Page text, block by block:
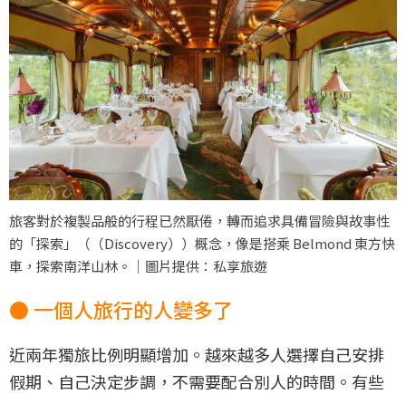
旅客對於複製品般的行程已然厭倦，轉而追求具備冒險與故事性
的「探索」（（Discovery））概念，像是搭乘 Belmond 東方快
車，探索南洋山林。｜圖片提供：私享旅遊
● 一個人旅行的人變多了
近兩年獨旅比例明顯增加。越來越多人選擇自己安排
假期、自己決定步調，不需要配合別人的時間。有些